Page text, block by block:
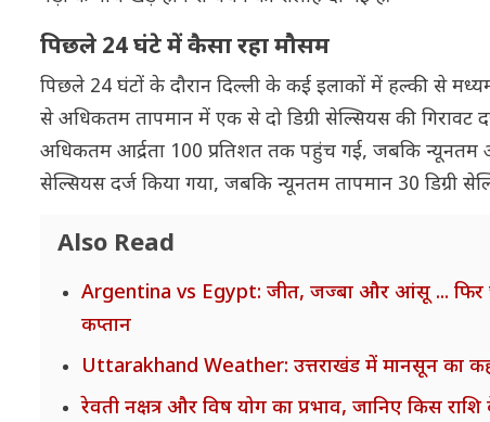
पिछले 24 घंटे में कैसा रहा मौसम
पिछले 24 घंटों के दौरान दिल्ली के कई इलाकों में हल्की से
से अधिकतम तापमान में एक से दो डिग्री सेल्सियस की गिरावट
अधिकतम आर्द्रता 100 प्रतिशत तक पहुंच गई, जबकि न्यूनतम
सेल्सियस दर्ज किया गया, जबकि न्यूनतम तापमान 30 डिग्री
Also Read
Argentina vs Egypt: जीत, जज्बा और आंसू ... फिर
कप्तान
Uttarakhand Weather: उत्तराखंड में मानसून का
रेवती नक्षत्र और विष योग का प्रभाव, जानिए किस